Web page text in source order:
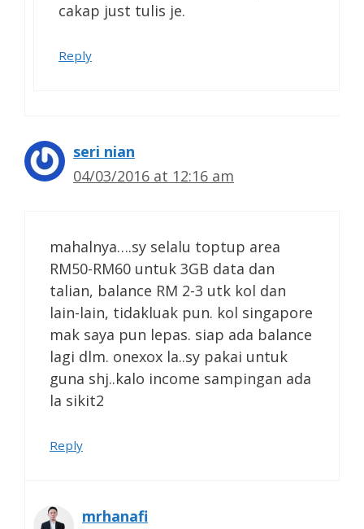
cakap just tulis je.
Reply
seri nian
04/03/2016 at 12:16 am
mahalnya….sy selalu toptup area
RM50-RM60 untuk 3GB data dan
talian, balance RM 2-3 utk kol dan
lain-lain, tidakluak pun. kol singapore
mak saya pun lepas. siap ada balance
lagi dlm. onexox la..sy pakai untuk
guna shj..kalo income sampingan ada
la sikit2
Reply
mrhanafi